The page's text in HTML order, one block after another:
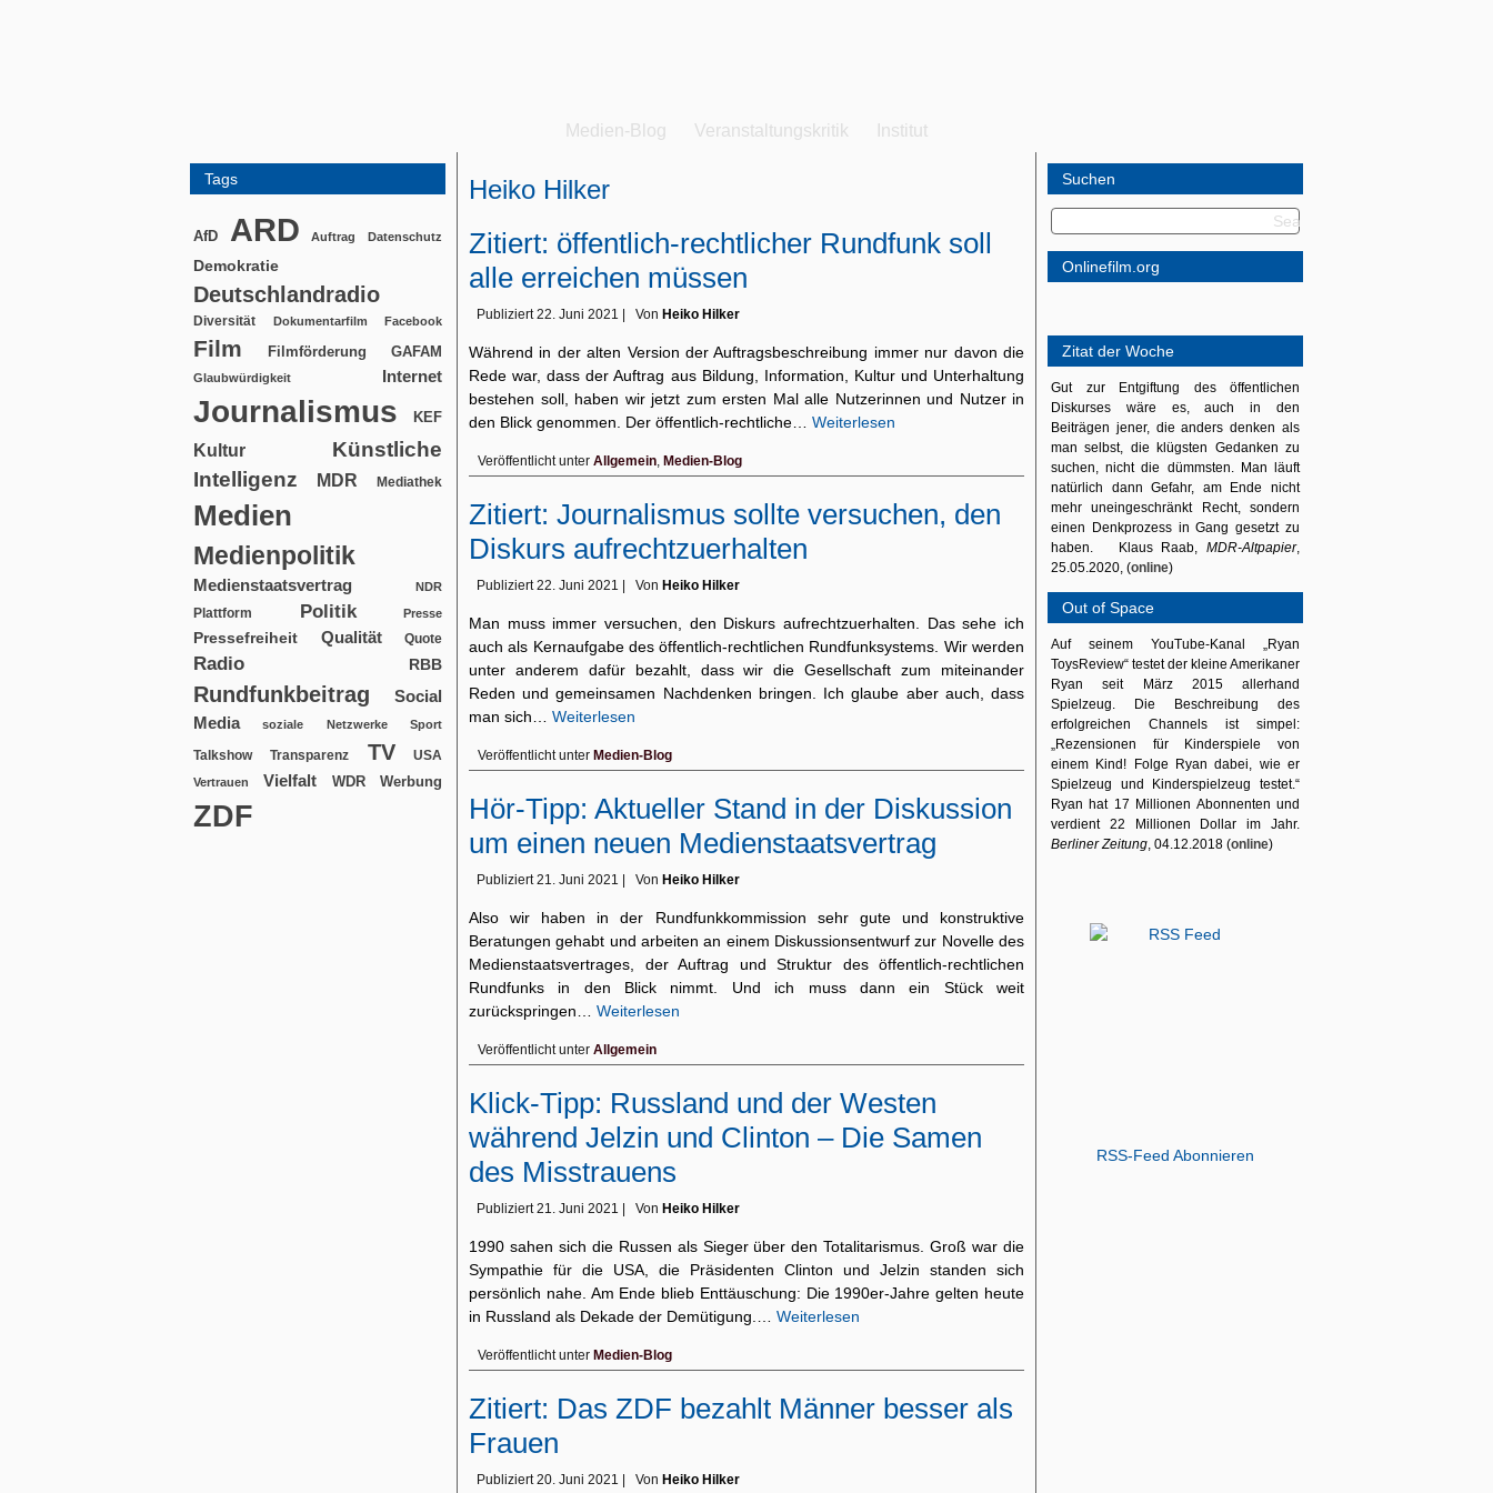
Medien-Blog Veranstaltungskritik Institut
Tags
AfD ARD Auftrag Datenschutz
Demokratie
Deutschlandradio
Diversität Dokumentarfilm Facebook
Film Filmförderung GAFAM
Glaubwürdigkeit Internet
Journalismus KEF
Kultur
Künstliche
Intelligenz
MDR Mediathek
Medien
Medienpolitik
Medienstaatsvertrag NDR
Plattform Politik Presse
Pressefreiheit Qualität Quote
Radio RBB
Rundfunkbeitrag
Social
Media
soziale Netzwerke Sport
Talkshow Transparenz TV USA
Vertrauen Vielfalt WDR Werbung
ZDF
Heiko Hilker
Zitiert: öffentlich-rechtlicher Rundfunk soll
alle erreichen müssen
Publiziert 22. Juni 2021 Von Heiko Hilker
Während in der alten Version der Auftragsbeschreibung immer nur davon die
Rede war, dass der Auftrag aus Bildung, Information, Kultur und Unterhaltung
bestehen soll, haben wir jetzt zum ersten Mal alle Nutzerinnen und Nutzer in
den Blick genommen. Der öffentlich-rechtliche… Weiterlesen
Veröffentlicht unter Allgemein, Medien-Blog
Zitiert: Journalismus sollte versuchen, den
Diskurs aufrechtzuerhalten
Publiziert 22. Juni 2021 Von Heiko Hilker
Man muss immer versuchen, den Diskurs aufrechtzuerhalten. Das sehe ich
auch als Kernaufgabe des öffentlich-rechtlichen Rundfunksystems. Wir werden
unter anderem dafür bezahlt, dass wir die Gesellschaft zum miteinander
Reden und gemeinsamen Nachdenken bringen. Ich glaube aber auch, dass
man sich… Weiterlesen
Veröffentlicht unter Medien-Blog
Hör-Tipp: Aktueller Stand in der Diskussion
um einen neuen Medienstaatsvertrag
Publiziert 21. Juni 2021 Von Heiko Hilker
Also wir haben in der Rundfunkkommission sehr gute und konstruktive
Beratungen gehabt und arbeiten an einem Diskussionsentwurf zur Novelle des
Medienstaatsvertrages, der Auftrag und Struktur des öffentlich-rechtlichen
Rundfunks in den Blick nimmt. Und ich muss dann ein Stück weit
zurückspringen… Weiterlesen
Veröffentlicht unter Allgemein
Klick-Tipp: Russland und der Westen
während Jelzin und Clinton – Die Samen
des Misstrauens
Publiziert 21. Juni 2021 Von Heiko Hilker
1990 sahen sich die Russen als Sieger über den Totalitarismus. Groß war die
Sympathie für die USA, die Präsidenten Clinton und Jelzin standen sich
persönlich nahe. Am Ende blieb Enttäuschung: Die 1990er-Jahre gelten heute
in Russland als Dekade der Demütigung.… Weiterlesen
Veröffentlicht unter Medien-Blog
Zitiert: Das ZDF bezahlt Männer besser als
Frauen
Publiziert 20. Juni 2021 Von Heiko Hilker
Suchen
Onlinefilm.org
Zitat der Woche
Gut zur Entgiftung des öffentlichen
Diskurses wäre es, auch in den
Beiträgen jener, die anders denken als
man selbst, die klügsten Gedanken zu
suchen, nicht die dümmsten. Man läuft
natürlich dann Gefahr, am Ende nicht
mehr uneingeschränkt Recht, sondern
einen Denkprozess in Gang gesetzt zu
haben. Klaus Raab, MDR-Altpapier,
25.05.2020, (online)
Out of Space
Auf seinem YouTube-Kanal „Ryan
ToysReview“ testet der kleine Amerikaner
Ryan seit März 2015 allerhand
Spielzeug. Die Beschreibung des
erfolgreichen Channels ist simpel:
„Rezensionen für Kinderspiele von
einem Kind! Folge Ryan dabei, wie er
Spielzeug und Kinderspielzeug testet.“
Ryan hat 17 Millionen Abonnenten und
verdient 22 Millionen Dollar im Jahr.
Berliner Zeitung, 04.12.2018 (online)
RSS-Feed Abonnieren